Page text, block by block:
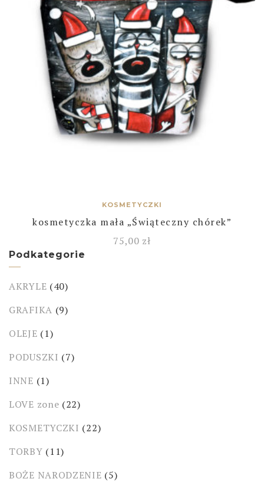
KOSMETYCZKI
kosmetyczka mała „Świąteczny chórek”
75,00 zł
Podkategorie
AKRYLE (40)
GRAFIKA (9)
OLEJE (1)
PODUSZKI (7)
INNE (1)
LOVE zone (22)
KOSMETYCZKI (22)
TORBY (11)
BOŻE NARODZENIE (5)